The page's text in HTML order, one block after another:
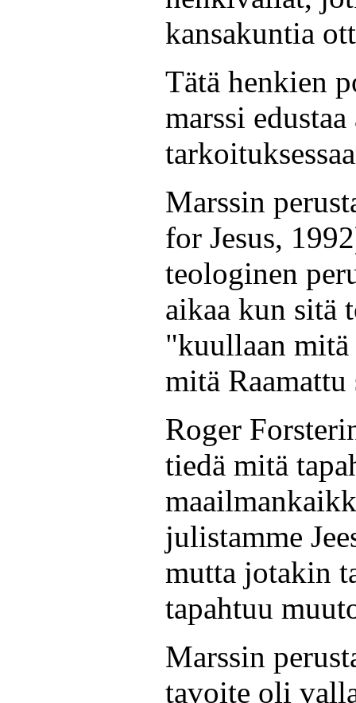
kansakuntia
Tätä henkien
marssi
Marssin
for Jesus,
teologinen
aikaa kun sitä
"kuullaan
mitä Raamattu
Roger
tiedä mitä
julistamme
mutta jotakin
tapahtuu
Marssin
tavoite oli